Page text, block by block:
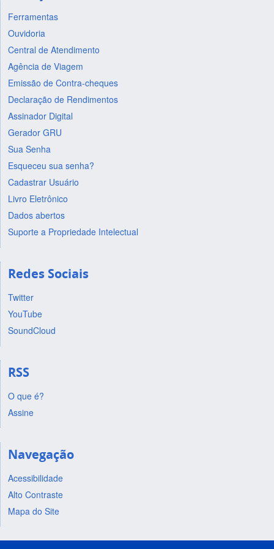
Ferramentas
Ouvidoria
Central de Atendimento
Agência de Viagem
Emissão de Contra-cheques
Declaração de Rendimentos
Assinador Digital
Gerador GRU
Sua Senha
Esqueceu sua senha?
Cadastrar Usuário
Livro Eletrônico
Dados abertos
Suporte a Propriedade Intelectual
Redes Sociais
Twitter
YouTube
SoundCloud
RSS
O que é?
Assine
Navegação
Acessibilidade
Alto Contraste
Mapa do Site